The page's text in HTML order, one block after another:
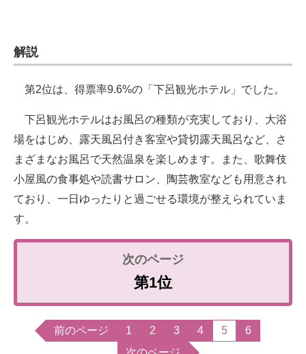
解説
第2位は、得票率9.6%の「下呂観光ホテル」でした。
下呂観光ホテルはお風呂の種類が充実しており、大浴
場をはじめ、露天風呂付き客室や貸切露天風呂など、さ
まざまなお風呂で天然温泉を楽しめます。また、歌舞伎
小屋風の食事処や読書サロン、陶芸教室なども用意され
ており、一日ゆったりと過ごせる環境が整えられていま
す。
第1位
前のページ 1 2 3 4 5
6